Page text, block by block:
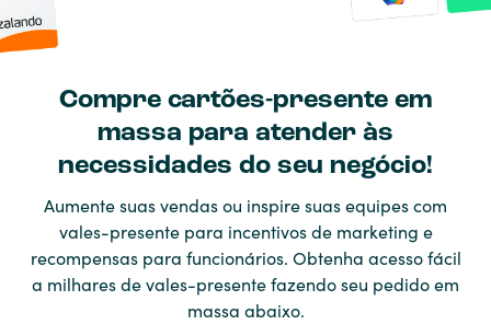
Compre cartões-presente em
massa para atender às
necessidades do seu negócio!
Aumente suas vendas ou inspire suas equipes com
vales-presente para incentivos de marketing e
recompensas para funcionários. Obtenha acesso fácil
a milhares de vales-presente fazendo seu pedido em
massa abaixo.